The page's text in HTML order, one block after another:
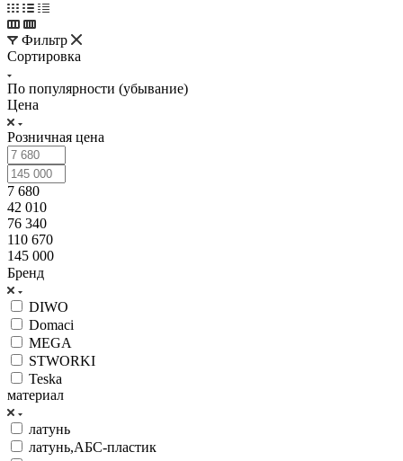
Фильтр
Сортировка
По популярности (убывание)
Цена
Розничная цена
7 680
42 010
76 340
110 670
145 000
Бренд
DIWO
Domaci
MEGA
STWORKI
Teska
материал
латунь
латунь,АБС-пластик